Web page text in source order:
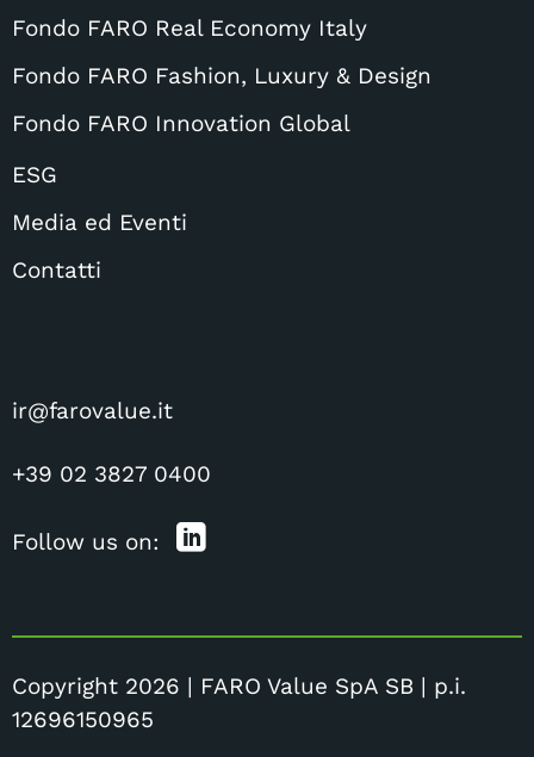
Fondo FARO Real Economy Italy
Fondo FARO Fashion, Luxury & Design
Fondo FARO Innovation Global
ESG
Media ed Eventi
Contatti
ir@farovalue.it
+39 02 3827 0400
Follow us on:
Copyright 2026 | FARO Value SpA SB | p.i.
12696150965